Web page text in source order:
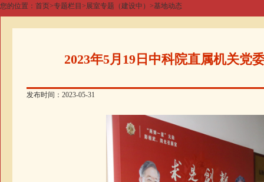
您的位置： 首页>专题栏目 >展室专题（建设中） >基地动态
2023年5月19日中科院直属机关党
发布时间：2023-05-31